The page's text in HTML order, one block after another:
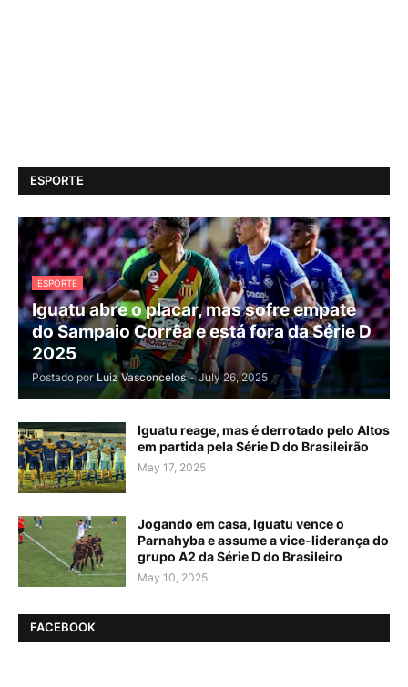
ESPORTE
ESPORTE
Iguatu abre o placar, mas sofre empate
do Sampaio Corrêa e está fora da Série D
2025
Postado por Luiz Vasconcelos - July 26, 2025
Iguatu reage, mas é derrotado pelo Altos
em partida pela Série D do Brasileirão
May 17, 2025
Jogando em casa, Iguatu vence o
Parnahyba e assume a vice-liderança do
grupo A2 da Série D do Brasileiro
May 10, 2025
FACEBOOK